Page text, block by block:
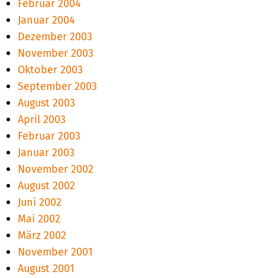
Februar 2004
Januar 2004
Dezember 2003
November 2003
Oktober 2003
September 2003
August 2003
April 2003
Februar 2003
Januar 2003
November 2002
August 2002
Juni 2002
Mai 2002
März 2002
November 2001
August 2001